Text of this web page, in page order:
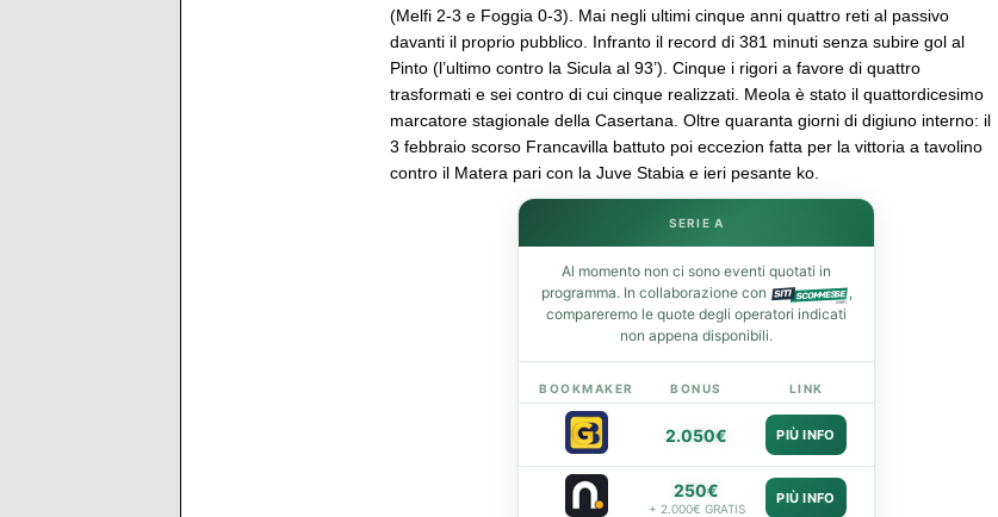
(Melfi 2-3 e Foggia 0-3). Mai negli ultimi cinque anni quattro reti al passivo
davanti il proprio pubblico. Infranto il record di 381 minuti senza subire gol al
Pinto (l’ultimo contro la Sicula al 93’). Cinque i rigori a favore di quattro
trasformati e sei contro di cui cinque realizzati. Meola è stato il quattordicesimo
marcatore stagionale della Casertana. Oltre quaranta giorni di digiuno interno: il
3 febbraio scorso Francavilla battuto poi eccezion fatta per la vittoria a tavolino
contro il Matera pari con la Juve Stabia e ieri pesante ko.
SERIE A
Al momento non ci sono eventi quotati in
programma. In collaborazione con
,
compareremo le quote degli operatori indicati
non appena disponibili.
BOOKMAKER BONUS LINK
2.050€ PIÙ INFO
250€
+ 2.000€ GRATIS
PIÙ INFO